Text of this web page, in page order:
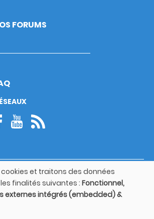
FORUMS
© Copyright 2026
Mentions légales
et traitons des données
finalités suivantes : Fonctionnel,
externes intégrés (embedded) &